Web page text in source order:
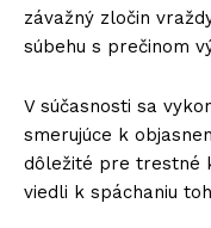
závažný zločin
súbehu s prečinom
V súčasnosti sa
smerujúce k
dôležité pre trestné
viedli k spáchaniu